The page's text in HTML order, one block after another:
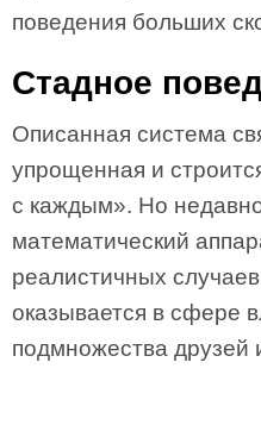
поведения больших
Стадное
Описанная система
упрощенная и
с каждым». Но
математический
реалистичных
оказывается в сфере
подмножества друзей